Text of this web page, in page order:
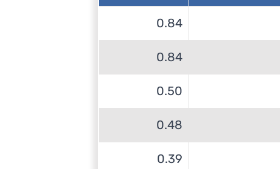
0.84
0.84
0.50
0.48
0.39